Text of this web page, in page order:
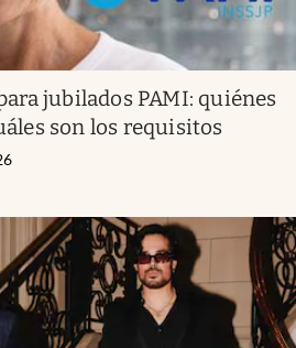
jubilados PAMI: quiénes
son los requisitos